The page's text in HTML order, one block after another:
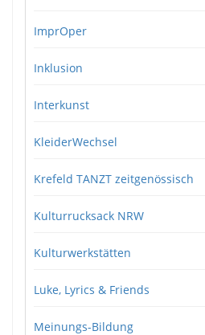
ImprOper
Inklusion
Interkunst
KleiderWechsel
Krefeld TANZT zeitgenössisch
Kulturrucksack NRW
Kulturwerkstätten
Luke, Lyrics & Friends
Meinungs-Bildung